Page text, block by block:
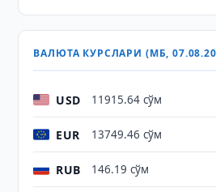
ВАЛЮТА КУРСЛАРИ (МБ,
USD 11915.64 сўм
EUR 13749.46 сўм
RUB 146.19 сўм